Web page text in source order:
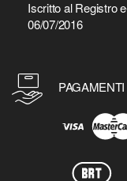
Iscritto al Registro
06/07/2016